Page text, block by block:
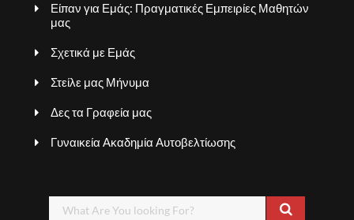
Είπαν για Εμάς: Πραγματικές Εμπειρίες Μαθητών
μας
Σχετικά με Εμάς
Στείλε μας Μήνυμα
Δες τα Γραφεία μας
Γυναικεία Ακαδημία Αυτοβελτίωσης